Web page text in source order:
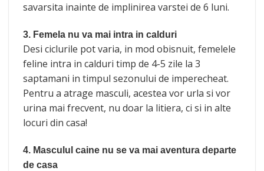
savarsita inainte de implinirea varstei de 6 luni.
3. Femela nu va mai intra in calduri
Desi ciclurile pot varia, in mod obisnuit, femelele
feline intra in calduri timp de 4-5 zile la 3
saptamani in timpul sezonului de imperecheat.
Pentru a atrage masculi, acestea vor urla si vor
urina mai frecvent, nu doar la litiera, ci si in alte
locuri din casa!
4. Masculul caine nu se va mai aventura departe
de casa